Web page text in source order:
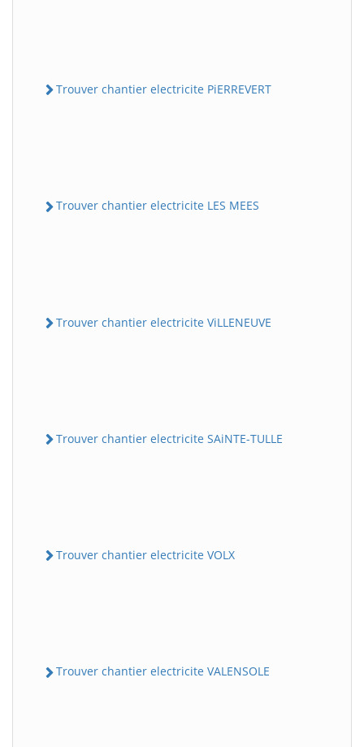
Trouver chantier electricite PiERREVERT
Trouver chantier electricite LES MEES
Trouver chantier electricite ViLLENEUVE
Trouver chantier electricite SAiNTE-TULLE
Trouver chantier electricite VOLX
Trouver chantier electricite VALENSOLE